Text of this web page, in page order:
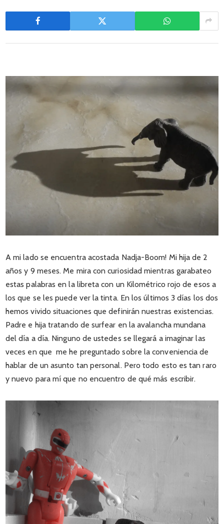
A mi lado se encuentra acostada Nadja-Boom! Mi hija de 2
años y 9 meses. Me mira con curiosidad mientras garabateo
estas palabras en la libreta con un Kilométrico rojo de esos a
los que se les puede ver la tinta. En los últimos 3 días los dos
hemos vivido situaciones que definirán nuestras existencias.
Padre e hija tratando de surfear en la avalancha mundana
del día a día. Ninguno de ustedes se llegará a imaginar las
veces en que me he preguntado sobre la conveniencia de
hablar de un asunto tan personal. Pero todo esto es tan raro
y nuevo para mí que no encuentro de qué más escribir.